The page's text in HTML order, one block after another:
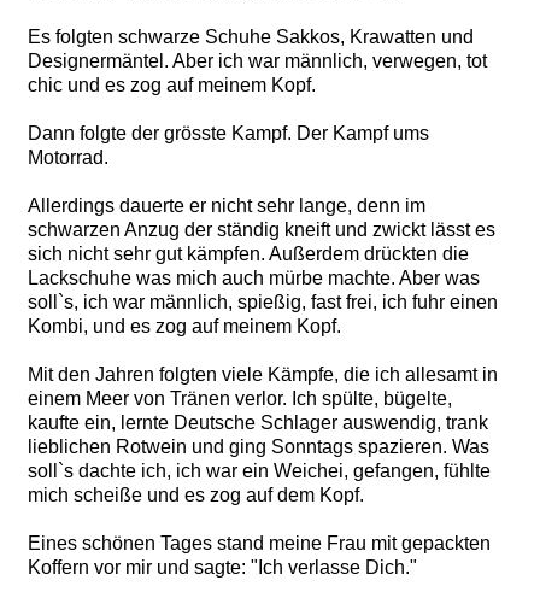
Es folgten schwarze Schuhe Sakkos, Krawatten und
Designermäntel. Aber ich war männlich, verwegen, tot
chic und es zog auf meinem Kopf.
Dann folgte der grösste Kampf. Der Kampf ums
Motorrad.
Allerdings dauerte er nicht sehr lange, denn im
schwarzen Anzug der ständig kneift und zwickt lässt es
sich nicht sehr gut kämpfen. Außerdem drückten die
Lackschuhe was mich auch mürbe machte. Aber was
soll`s, ich war männlich, spießig, fast frei, ich fuhr einen
Kombi, und es zog auf meinem Kopf.
Mit den Jahren folgten viele Kämpfe, die ich allesamt in
einem Meer von Tränen verlor. Ich spülte, bügelte,
kaufte ein, lernte Deutsche Schlager auswendig, trank
lieblichen Rotwein und ging Sonntags spazieren. Was
soll`s dachte ich, ich war ein Weichei, gefangen, fühlte
mich scheiße und es zog auf dem Kopf.
Eines schönen Tages stand meine Frau mit gepackten
Koffern vor mir und sagte: "Ich verlasse Dich."